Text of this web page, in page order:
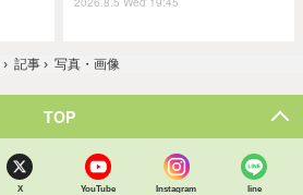
› 記事 › 写真・画像
TOP
X YouTube Instagram line